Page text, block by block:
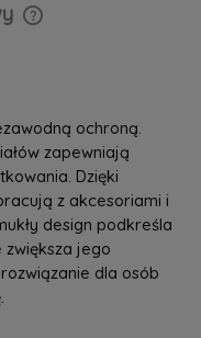
płatności
ochroną.
zapewniają
Dzięki
z akcesoriami i
design podkreśla
jego
dla osób